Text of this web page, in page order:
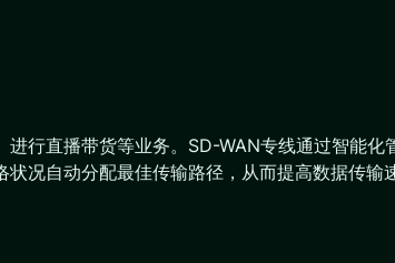
行直播带货等业务。SD-WAN专线通过智能
况自动分配最佳传输路径，从而提高数据传